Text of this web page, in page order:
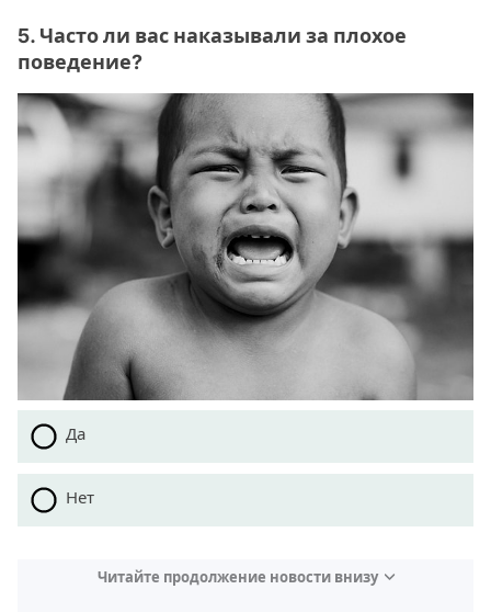
5. Часто ли вас наказывали за плохое
поведение?
Да
Нет
Читайте продолжение новости внизу